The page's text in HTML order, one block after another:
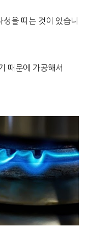
을 띠는 것이 있습니
때문에 가공해서